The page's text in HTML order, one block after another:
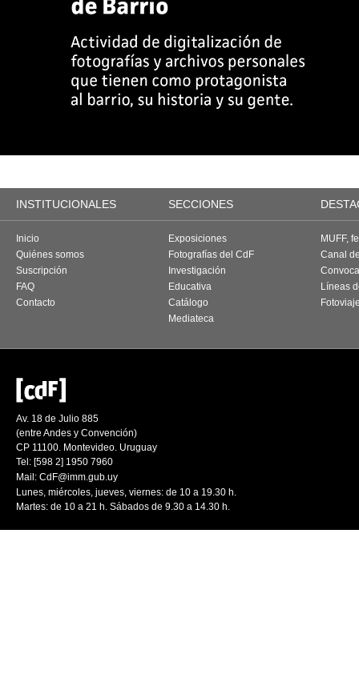
INSTITUCIONALES SECCIONES
Inicio
Quiénes somos
Suscripción
FAQ
Contacto
Exposiciones
Fotografías del CdF
Investigación
Educativa
Catálogo
Mediateca
MUFF,
Canal
Líneas
Av. 18 de Julio 885
(entre Andes y Convención)
CP 11100. Montevideo. Uruguay
Tel: [598 2] 1950 7960
Mail: CdF@imm.gub.uy
Lunes, miércoles, jueves, viernes: de 10 a 19.30 h.
Martes: de 10 a 21 h. Sábados de 9.30 a 14.30 h.